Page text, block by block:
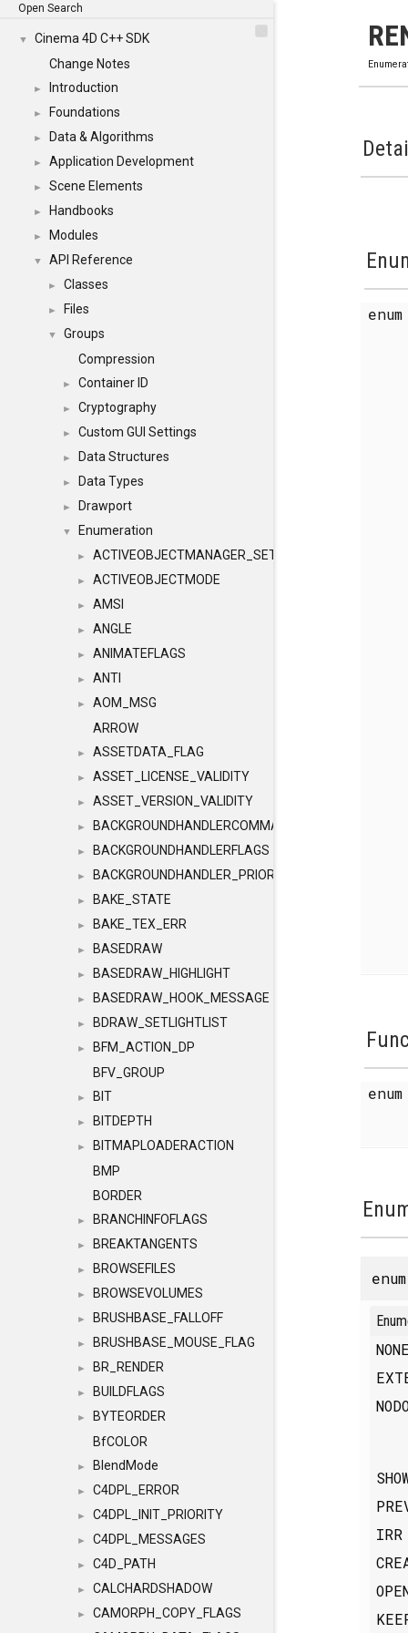
Open Search
▼
Cinema 4D C++ SDK
Change Notes
► Introduction
► Foundations
► Data & Algorithms
► Application Development
► Scene Elements
► Handbooks
► Modules
▼ API Reference
► Classes
► Files
▼
Groups
Compression
► Container ID
► Cryptography
► Custom GUI Settings
► Data Structures
► Data Types
► Drawport
▼ Enumeration
► ACTIVEOBJECTMANAGER_SETOBJECTS
► ACTIVEOBJECTMODE
► AMSI
► ANGLE
► ANIMATEFLAGS
► ANTI
►
AOM_MSG
ARROW
► ASSETDATA_FLAG
► ASSET_LICENSE_VALIDITY
► ASSET_VERSION_VALIDITY
► BACKGROUNDHANDLERCOMMAND
► BACKGROUNDHANDLERFLAGS
► BACKGROUNDHANDLER_PRIORITY
► BAKE_STATE
► BAKE_TEX_ERR
► BASEDRAW
► BASEDRAW_HIGHLIGHT
► BASEDRAW_HOOK_MESSAGE
► BDRAW_SETLIGHTLIST
►
BFM_ACTION_DP
BFV_GROUP
► BIT
► BITDEPTH
►
BITMAPLOADERACTION
BMP
BORDER
► BRANCHINFOFLAGS
► BREAKTANGENTS
► BROWSEFILES
► BROWSEVOLUMES
► BRUSHBASE_FALLOFF
► BRUSHBASE_MOUSE_FLAG
► BR_RENDER
► BUILDFLAGS
►
BYTEORDER
BfCOLOR
► BlendMode
► C4DPL_ERROR
► C4DPL_INIT_PRIORITY
► C4DPL_MESSAGES
► C4D_PATH
► CALCHARDSHADOW
►
CAMORPH_COPY_FLAGS